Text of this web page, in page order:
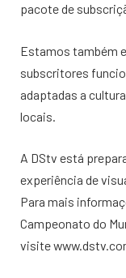
pacote de
Estamos também
subscritores
adaptadas a
locais.
A DStv está
experiência de
Para mais
Campeonato do
visite